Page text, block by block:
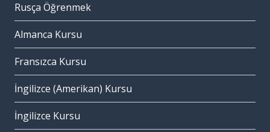
Rusça Öğrenmek
Almanca Kursu
Fransızca Kursu
İngilizce (Amerikan) Kursu
İngilizce Kursu